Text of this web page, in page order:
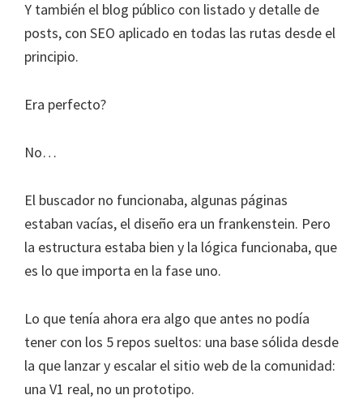
Y también el blog público con listado y detalle de
posts, con SEO aplicado en todas las rutas desde el
principio.
Era perfecto?
No…
El buscador no funcionaba, algunas páginas
estaban vacías, el diseño era un frankenstein. Pero
la estructura estaba bien y la lógica funcionaba, que
es lo que importa en la fase uno.
Lo que tenía ahora era algo que antes no podía
tener con los 5 repos sueltos: una base sólida desde
la que lanzar y escalar el sitio web de la comunidad:
una V1 real, no un prototipo.